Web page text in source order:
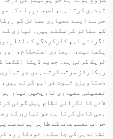
تصدیق کرتا ہے، اس سے پہلے کہ
جس سے ایسے معیاری مسائل کو
کو متاثر کر سکتے ہیں۔ تیاری
نگرانی اہم کارکردگی کے
یکسانیت، ابعادی استحکام، اور
ٹریک کرتی ہے۔ جدید ڈیٹا اکٹھا
ریکارڈز مرتب کرتے ہیں جو
دستاویزی ثبوت فراہم کرتے
تفصیلی معیاری تاریخیں تیار
لائن کا نگرانی نظام پیش گوئی
بھی شامل کرتا ہے جو تیاری کے
خراب مصنوعات کے ظاہر ہونے سے
نشاندہی کی جا سکے۔ خودکار رد